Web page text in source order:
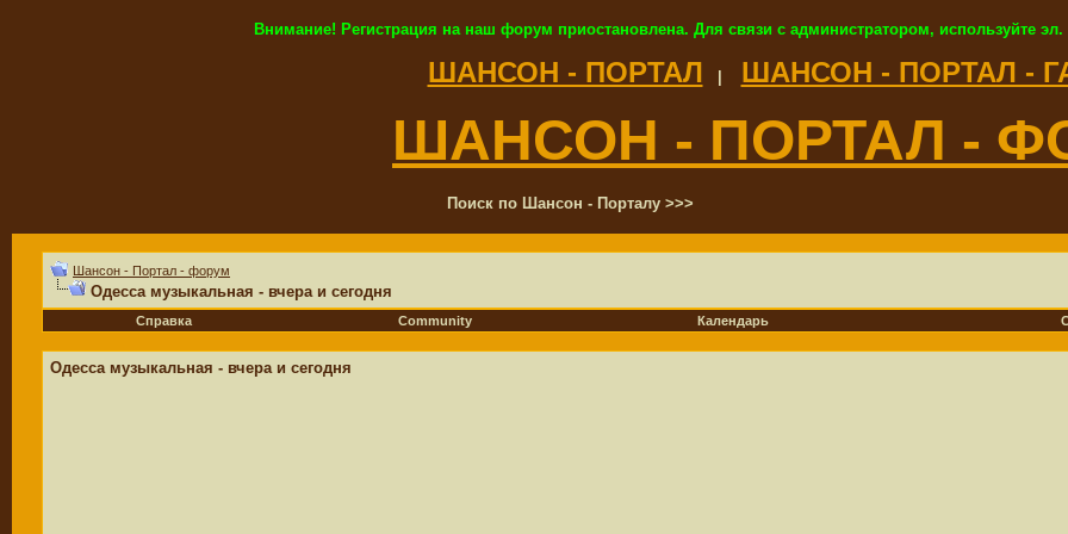
Внимание! Регистрация на наш форум приостановлена. Для связи с администратором, используйте
ШАНСОН - ПОРТАЛ ШАНСОН - ПОРТАЛ -
ШАНСОН - ПОРТАЛ -
Поиск по Шансон - Порталу >>>
Шансон - Портал - форум
Одесса музыкальная - вчера и сегодня
Справка Community Календарь
Одесса музыкальная - вчера и сегодня